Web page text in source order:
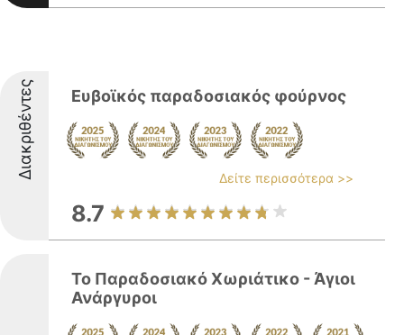
Διακριθέντες Ευβοϊκός παραδοσιακός φούρνος
Δείτε περισσότερα >>
8.7
Το Παραδοσιακό Χωριάτικο - Άγιοι
Ανάργυροι